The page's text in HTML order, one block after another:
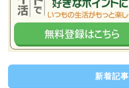
新着記事